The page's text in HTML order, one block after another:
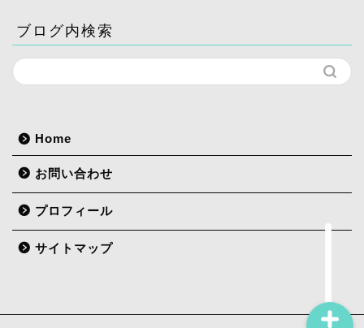
ブログ内検索
Home
お問い合わせ
プロフィール
サイトマップ
記事一覧